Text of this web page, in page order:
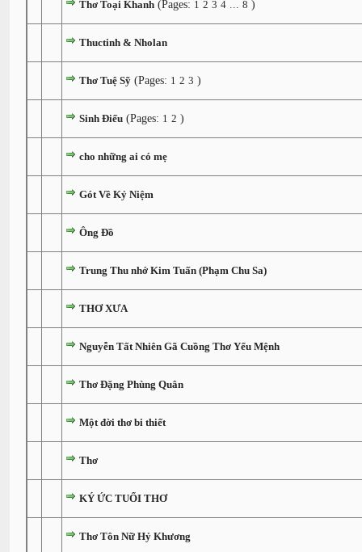
Thơ Toại Khanh (Pages: 1 2 3 4 ...8 )
Thuctinh & Nholan
Thơ Tuệ Sỹ (Pages: 1 2 3 )
Sinh Điếu (Pages: 1 2 )
cho những ai có mẹ
Gót Về Kỷ Niệm
Ông Đồ
Trung Thu nhớ Kim Tuấn (Phạm Chu Sa)
THƠ XƯA
Nguyễn Tất Nhiên Gã Cuồng Thơ Yểu Mệnh
Thơ Đặng Phùng Quân
Một đời thơ bi thiết
Thơ
KÝ ỨC TUỔI THƠ
Thơ Tôn Nữ Hỷ Khương